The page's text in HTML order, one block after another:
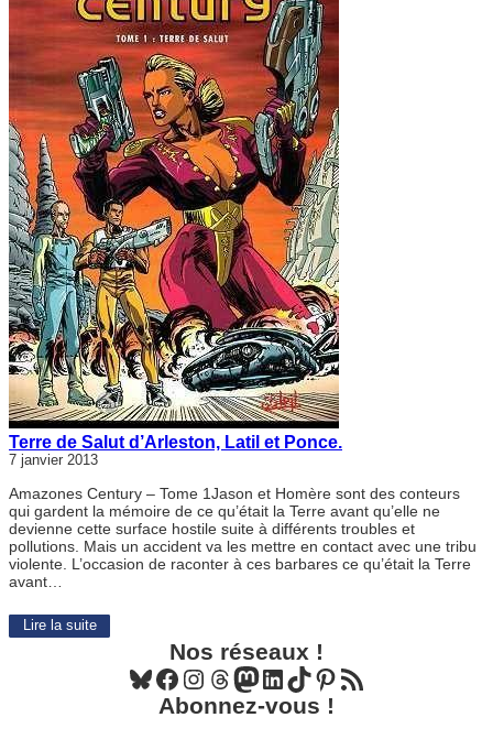
Terre de Salut d’Arleston, Latil et Ponce.
7 janvier 2013
Amazones Century – Tome 1Jason et Homère sont des conteurs
qui gardent la mémoire de ce qu’était la Terre avant qu’elle ne
devienne cette surface hostile suite à différents troubles et
pollutions. Mais un accident va les mettre en contact avec une tribu
violente. L’occasion de raconter à ces barbares ce qu’était la Terre
avant…
Lire la suite
Nos réseaux !
Bluesky Facebook Instagram Threads Mastodon LinkedIn TikTok Pinterest Flux RSS
Abonnez-vous !